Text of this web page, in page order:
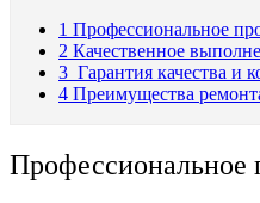
1 Профессиональное
2 Качественное
3 Гарантия качества и
4 Преимущества
Профессиональное